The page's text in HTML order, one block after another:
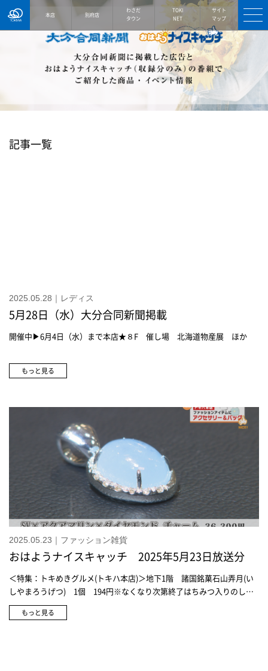
TOKIWA
本店 別府店
わさだ
タウン
TOKI
NET
サイト
マップ
記事一覧
2025.05.28｜レディス
5月28日（水）大分合同新聞掲載
開催中▶6月4日（水）まで本店★８F 催し場 北海道物産展 ほか
もっと見る
2025.05.23｜ファッション雑貨
おはようナイスキャッチ 2025年5月23日放送分
＜特集：トキめきグルメ(トキハ本店)＞地下1階 諸国銘菓石山弄月(い
しやまろうげつ) 1個 194円※なくなり次第終了はちみつ入りのしっ
とりとした生地 北海道産の小豆をはさんでいる地下1階 銘茶 若竹
園八女限定新茶 100g 1,620円-初物でもある新茶-新芽には冬の時季
もっと見る